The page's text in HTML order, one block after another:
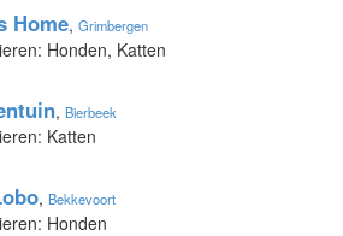
Home, Grimbergen
Honden, Katten
, Bierbeek
Katten
, Bekkevoort
Honden